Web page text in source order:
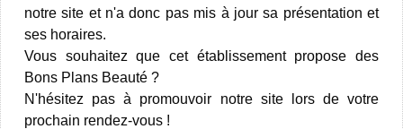
notre site et n'a donc pas mis à jour sa présentation et
ses horaires.
Vous souhaitez que cet établissement propose des
Bons Plans Beauté ?
N'hésitez pas à promouvoir notre site lors de votre
prochain rendez-vous !